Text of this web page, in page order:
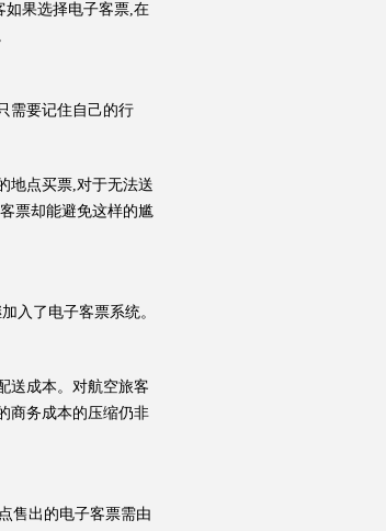
如果选择电子客票,在
需要记住自己的行
地点买票,对于无法送
票却能避免这样的尴
入了电子客票系统。
送成本。对航空旅客
商务成本的压缩仍非
售出的电子客票需由